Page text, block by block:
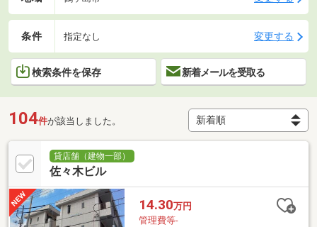
条件 指定なし 変更する
検索条件を保存 新着メールを受取る
104件が該当しました。
貸店舗（建物一部）
佐々木ビル
14.30万円
管理費等-